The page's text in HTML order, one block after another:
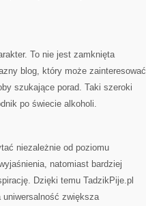
To nie jest zamknięta
blog, który może zainteresować
szukające porad. Taki szeroki
po świecie alkoholi.
niezależnie od poziomu
natomiast bardziej
Dzięki temu TadzikPije.pl
uniwersalność zwiększa